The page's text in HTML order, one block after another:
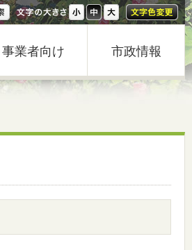
事業者向け 市政情報